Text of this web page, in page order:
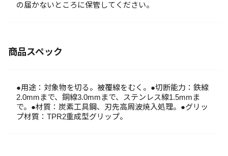
の届かないところに保管してください。
商品スペック
●用途：対象物を切る。被覆線をむく。●切断能力：鉄線
2.0mmまで、銅線3.0mmまで、ステンレス線1.5mmま
で。●材質：炭素工具鋼、刃先高周波焼入処理。●グリッ
プ材質：TPR2重成型グリップ。